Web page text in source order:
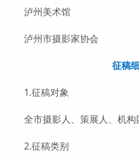
泸州美术馆
泸州市摄影家协会
征稿
1.征稿对象
全市摄影人、策展人、机构
2.征稿类别